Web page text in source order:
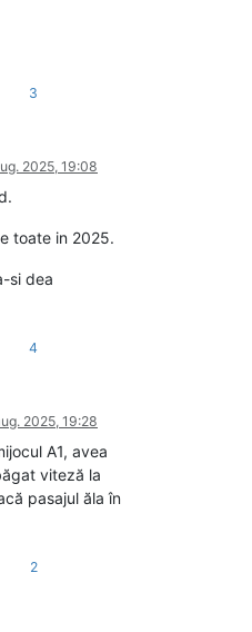
3
2025, 19:08
toate in 2025.
si dea
4
2025, 19:28
A1, avea
viteză la
pasajul ăla în
2